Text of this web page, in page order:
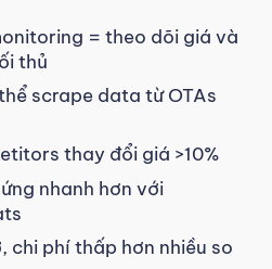
= theo dõi giá và
thủ
scrape data từ OTAs
thay đổi giá >10%
nhanh hơn với
chi phí thấp hơn nhiều so